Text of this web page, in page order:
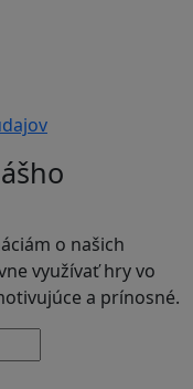
o našich
využívať hry vo
a prínosné.